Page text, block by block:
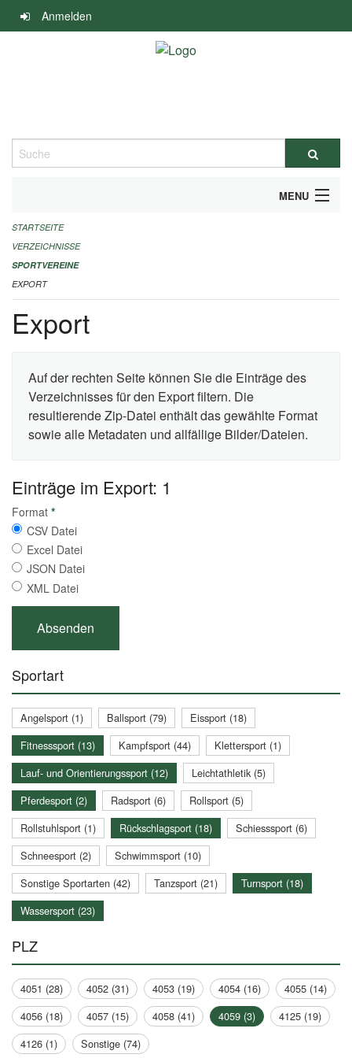
Navigation
überspringen
Anmelden
Suche
MENU
ALLGEMEINE INFORMATIONEN
FINANZIELLE UNTERSTÜTZUNG BENÖTIGT?
KONTAKT
STARTSEITE
VERZEICHNISSE
SPORTVEREINE
EXPORT
Export
Auf der rechten Seite können Sie die Einträge des
Verzeichnisses für den Export filtern. Die
resultierende Zip-Datei enthält das gewählte Format
sowie alle Metadaten und allfällige Bilder/Dateien.
Einträge im Export: 1
Format *
CSV Datei
Excel Datei
JSON Datei
XML Datei
Sportart
Angelsport (1) Ballsport (79)
Eissport (18)
Fitnesssport (13)
Kampfsport (44)
Klettersport (1)
Lauf- und Orientierungssport (12)
Leichtathletik (5)
Pferdesport (2)
Radsport (6)
Rollsport (5)
Rollstuhlsport (1)
Rückschlagsport (18)
Schiesssport (6)
Schneesport (2)
Schwimmsport (10)
Sonstige Sportarten (42)
Tanzsport (21)
Turnsport (18)
Wassersport (23)
PLZ
4051 (28) 4052 (31) 4053 (19) 4054 (16)
4055 (14)
4056 (18)
4057 (15) 4058 (41) 4059 (3)
4125 (19)
4126 (1)
Sonstige (74)